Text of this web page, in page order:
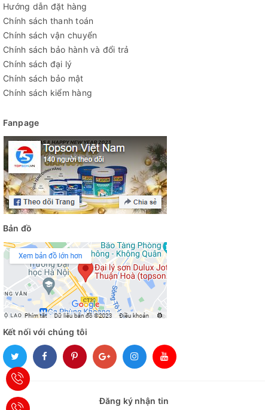
Hướng dẫn đặt hàng
Chính sách thanh toán
Chính sách vận chuyển
Chính sách bảo hành và đổi trả
Chính sách đại lý
Chính sách bảo mật
Chính sách kiểm hàng
Fanpage
Bản đồ
Kết nối với chúng tôi
Đăng ký nhận tin